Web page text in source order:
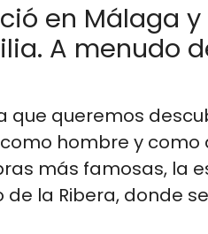
en Málaga
A menudo
que queremos
hombre y
más famosas, la
la Ribera, donde